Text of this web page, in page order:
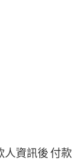
資訊後 付款